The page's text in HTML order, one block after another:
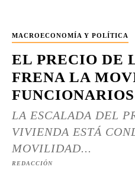
MACROECONOMÍA Y POLÍTICA
EL PRECIO DE
FRENA LA
FUNCIONARIOS
LA ESCALADA DEL
VIVIENDA ESTÁ
MOVILIDAD...
REDACCIÓN